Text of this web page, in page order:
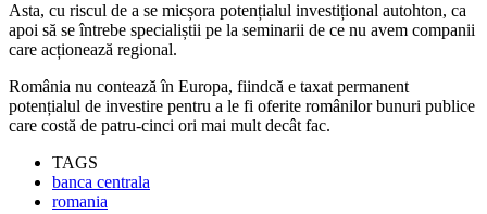
Asta, cu riscul de a se micșora potențialul investițional autohton, ca
apoi să se întrebe specialiștii pe la seminarii de ce nu avem companii
care acționează regional.
România nu contează în Europa, fiindcă e taxat permanent
potențialul de investire pentru a le fi oferite românilor bunuri publice
care costă de patru-cinci ori mai mult decât fac.
TAGS
banca centrala
romania